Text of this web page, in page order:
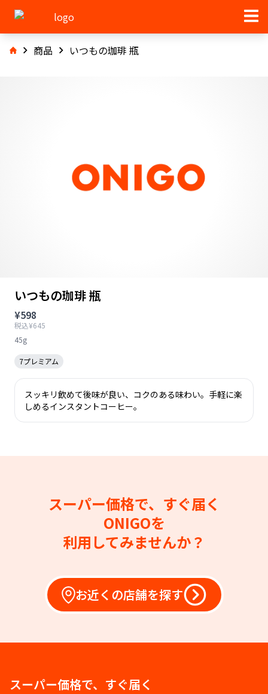
商品 いつもの珈琲 瓶
いつもの珈琲 瓶
¥598
税込¥645
45g
7プレミアム
スッキリ飲めて後味が良い、コクのある味わい。手軽に楽
しめるインスタントコーヒー。
スーパー価格で、すぐ届く
ONIGOを
利用してみませんか？
お近くの店舗を探す
スーパー価格で、すぐ届く